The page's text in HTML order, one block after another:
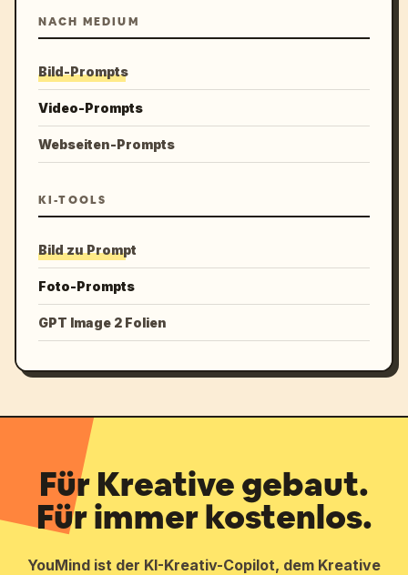
NACH MEDIUM
Bild-Prompts
Video-Prompts
Webseiten-Prompts
KI-TOOLS
Bild zu Prompt
Foto-Prompts
GPT Image 2 Folien
Für Kreative gebaut.
Für immer kostenlos.
YouMind ist der KI-Kreativ-Copilot, dem Kreative